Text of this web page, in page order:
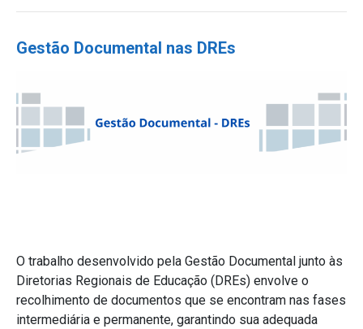
Gestão Documental nas DREs
O trabalho desenvolvido pela Gestão Documental junto às
Diretorias Regionais de Educação (DREs) envolve o
recolhimento de documentos que se encontram nas fases
intermediária e permanente, garantindo sua adequada